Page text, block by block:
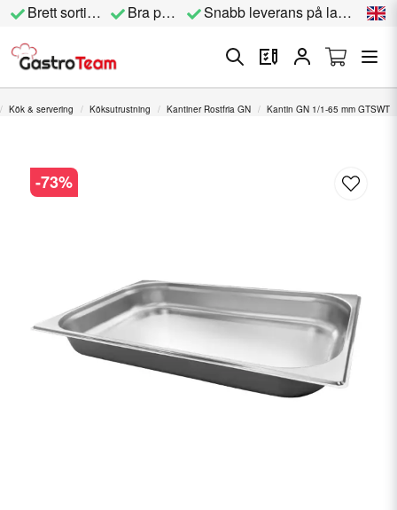
Brett sortiment Bra priser Snabb leverans på lagervara
Kök & servering Köksutrustning Kantiner Rostfria GN Kantin GN 1/1-65 mm GTSWT
-73%